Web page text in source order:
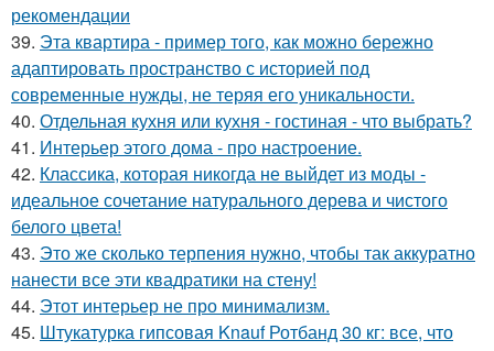
рекомендации
39. Эта квартира - пример того, как можно бережно
адаптировать пространство с историей под
современные нужды, не теряя его уникальности.
40. Отдельная кухня или кухня - гостиная - что выбрать?
41. Интерьер этого дома - про настроение.
42. Классика, которая никогда не выйдет из моды -
идеальное сочетание натурального дерева и чистого
белого цвета!
43. Это же сколько терпения нужно, чтобы так аккуратно
нанести все эти квадратики на стену!
44. Этот интерьер не про минимализм.
45. Штукатурка гипсовая Knauf Ротбанд 30 кг: все, что